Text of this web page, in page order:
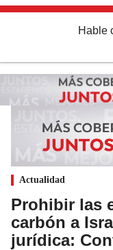
Hable
Actualidad
Prohibir las
carbón a
jurídica: